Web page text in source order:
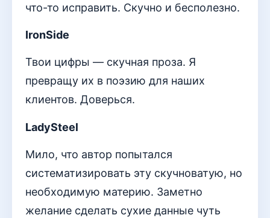
что-то исправить. Скучно и бесполезно.
IronSide
Твои цифры — скучная проза. Я
превращу их в поэзию для наших
клиентов. Доверься.
LadySteel
Мило, что автор попытался
систематизировать эту скучноватую, но
необходимую материю. Заметно
желание сделать сухие данные чуть